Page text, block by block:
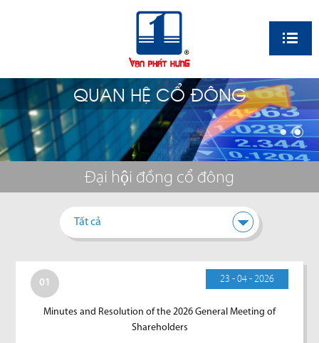
QUAN HỆ CỔ ĐÔNG
Đại hội đồng cổ đông
Tất cả
01 23 - 04 - 2026
Minutes and Resolution of the 2026 General Meeting of
Shareholders